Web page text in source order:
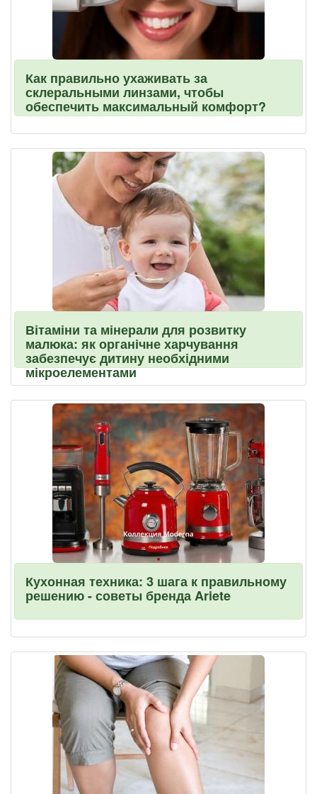
Как правильно ухаживать за
склеральными линзами, чтобы
обеспечить максимальный комфорт?
Вітаміни та мінерали для розвитку
малюка: як органічне харчування
забезпечує дитину необхідними
мікроелементами
Кухонная техника: 3 шага к правильному
решению - советы бренда Ariete